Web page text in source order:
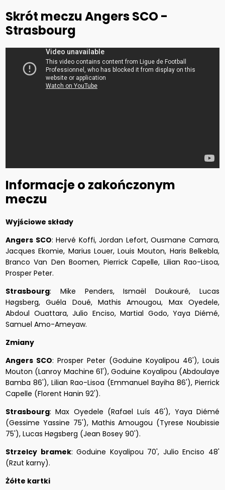
Skrót meczu Angers SCO -
Strasbourg
Informacje o zakończonym
meczu
Wyjściowe składy
Angers SCO: Hervé Koffi, Jordan Lefort, Ousmane Camara,
Jacques Ekomie, Marius Louer, Louis Mouton, Haris Belkebla,
Branco Van Den Boomen, Pierrick Capelle, Lilian Rao-Lisoa,
Prosper Peter.
Strasbourg: Mike Penders, Ismaël Doukouré, Lucas
Høgsberg, Guéla Doué, Mathis Amougou, Max Oyedele,
Abdoul Ouattara, Julio Enciso, Martial Godo, Yaya Diémé,
Samuel Amo-Ameyaw.
Zmiany
Angers SCO: Prosper Peter (Goduine Koyalipou 46'), Louis
Mouton (Lanroy Machine 61'), Goduine Koyalipou (Abdoulaye
Bamba 86'), Lilian Rao-Lisoa (Emmanuel Bayiha 86'), Pierrick
Capelle (Florent Hanin 92').
Strasbourg: Max Oyedele (Rafael Luís 46'), Yaya Diémé
(Gessime Yassine 75'), Mathis Amougou (Tyrese Noubissie
75'), Lucas Høgsberg (Jean Bosey 90').
Strzelcy bramek: Goduine Koyalipou 70', Julio Enciso 48'
(Rzut karny).
Żółte kartki